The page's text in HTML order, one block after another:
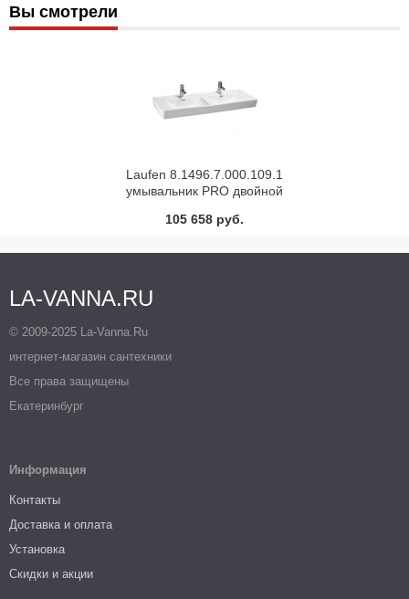
Вы смотрели
Laufen 8.1496.7.000.109.1
умывальник PRO двойной
105 658 руб.
LA-VANNA.RU
© 2009-2025 La-Vanna.Ru
интернет-магазин сантехники
Все права защищены
Екатеринбург
Информация
Контакты
Доставка и оплата
Установка
Скидки и акции